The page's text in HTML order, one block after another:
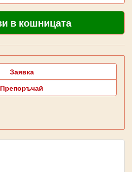
Заявка
Препоръчай